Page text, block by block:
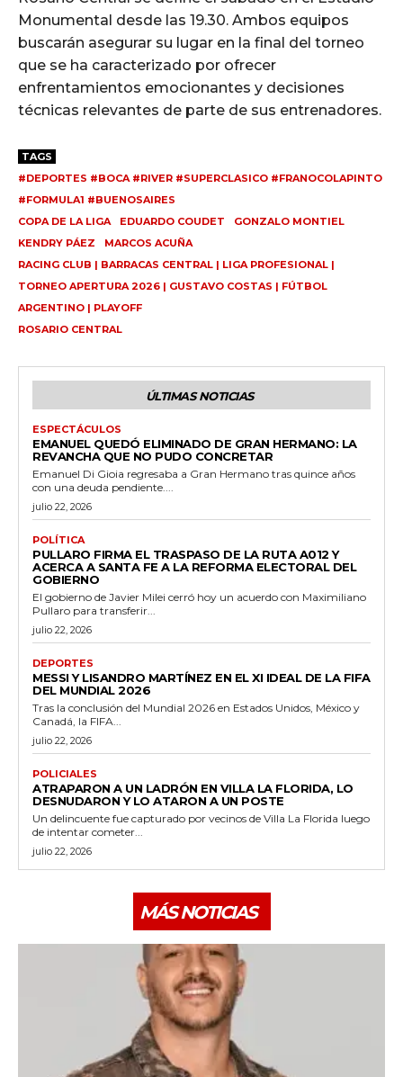
Monumental desde las 19.30. Ambos equipos
buscarán asegurar su lugar en la final del torneo
que se ha caracterizado por ofrecer
enfrentamientos emocionantes y decisiones
técnicas relevantes de parte de sus entrenadores.
TAGS
#DEPORTES #BOCA #RIVER #SUPERCLASICO #FRANOCOLAPINTO
#FORMULA1 #BUENOSAIRES
COPA DE LA LIGA
EDUARDO COUDET
GONZALO MONTIEL
KENDRY PÁEZ
MARCOS ACUÑA
RACING CLUB | BARRACAS CENTRAL | LIGA PROFESIONAL |
TORNEO APERTURA 2026 | GUSTAVO COSTAS | FÚTBOL
ARGENTINO | PLAYOFF
ROSARIO CENTRAL
ÚLTIMAS NOTICIAS
ESPECTÁCULOS
EMANUEL QUEDÓ ELIMINADO DE GRAN HERMANO: LA
REVANCHA QUE NO PUDO CONCRETAR
Emanuel Di Gioia regresaba a Gran Hermano tras quince años
con una deuda pendiente....
julio 22, 2026
POLÍTICA
PULLARO FIRMA EL TRASPASO DE LA RUTA A012 Y
ACERCA A SANTA FE A LA REFORMA ELECTORAL DEL
GOBIERNO
El gobierno de Javier Milei cerró hoy un acuerdo con Maximiliano
Pullaro para transferir...
julio 22, 2026
DEPORTES
MESSI Y LISANDRO MARTÍNEZ EN EL XI IDEAL DE LA FIFA
DEL MUNDIAL 2026
Tras la conclusión del Mundial 2026 en Estados Unidos, México y
Canadá, la FIFA...
julio 22, 2026
POLICIALES
ATRAPARON A UN LADRÓN EN VILLA LA FLORIDA, LO
DESNUDARON Y LO ATARON A UN POSTE
Un delincuente fue capturado por vecinos de Villa La Florida luego
de intentar cometer...
julio 22, 2026
MÁS NOTICIAS